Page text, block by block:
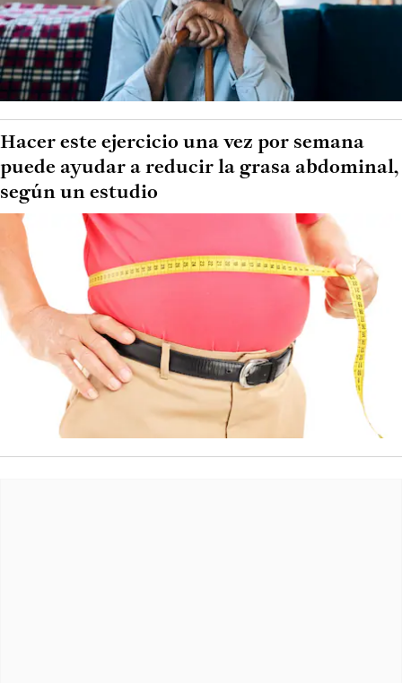
Hacer este ejercicio una vez por semana
puede ayudar a reducir la grasa abdominal,
según un estudio